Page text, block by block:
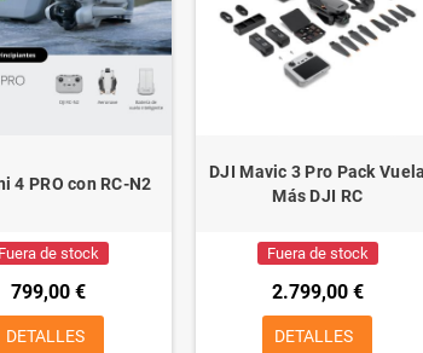
4 PRO con RC-N2
Fuera de stock
799,00 €
DETALLES
DJI Mavic 3 Pro Pack Vuela
Más DJI RC
Fuera de stock
2.799,00 €
DETALLES